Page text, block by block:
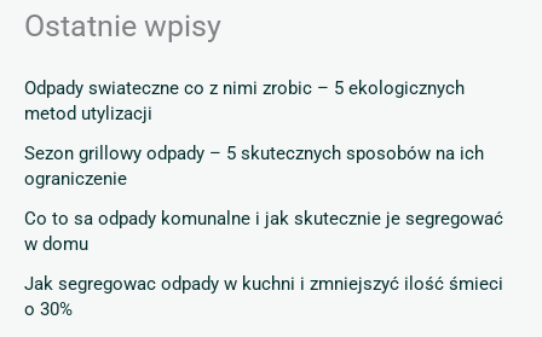
Ostatnie wpisy
Odpady swiateczne co z nimi zrobic – 5 ekologicznych
metod utylizacji
Sezon grillowy odpady – 5 skutecznych sposobów na ich
ograniczenie
Co to sa odpady komunalne i jak skutecznie je segregować
w domu
Jak segregowac odpady w kuchni i zmniejszyć ilość śmieci
o 30%